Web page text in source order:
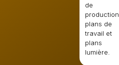
de
production,
plans de
travail et
plans
lumière.